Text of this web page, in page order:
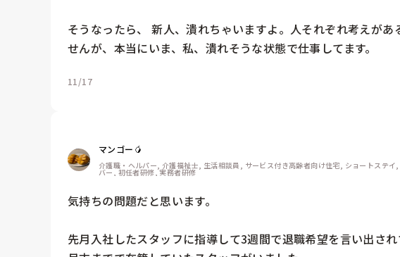
そうなったら、 新人、潰れちゃいますよ。人それぞれ考えが
せんが、本当にいま、私、潰れそうな状態で仕事してます。
11/17
マンゴー🥭
介護職・ヘルパー, 介護福祉士, 生活相談員, サービス付き高齢者向け住宅, ショートステ
バー, 初任者研修, 実務者研修
気持ちの問題だと思います。
先月入社したスタッフに指導して3週間で退職希望を言い出さ